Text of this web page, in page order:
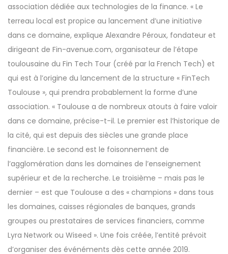
association dédiée aux technologies de la finance. « Le
terreau local est propice au lancement d’une initiative
dans ce domaine, explique Alexandre Péroux, fondateur et
dirigeant de Fin-avenue.com, organisateur de l’étape
toulousaine du Fin Tech Tour (créé par la French Tech) et
qui est à l’origine du lancement de la structure « FinTech
Toulouse », qui prendra probablement la forme d’une
association. « Toulouse a de nombreux atouts à faire valoir
dans ce domaine, précise-t-il. Le premier est l’historique de
la cité, qui est depuis des siècles une grande place
financière. Le second est le foisonnement de
l’agglomération dans les domaines de l’enseignement
supérieur et de la recherche. Le troisième – mais pas le
dernier – est que Toulouse a des « champions » dans tous
les domaines, caisses régionales de banques, grands
groupes ou prestataires de services financiers, comme
Lyra Network ou Wiseed ». Une fois créée, l’entité prévoit
d’organiser des événéments dès cette année 2019.